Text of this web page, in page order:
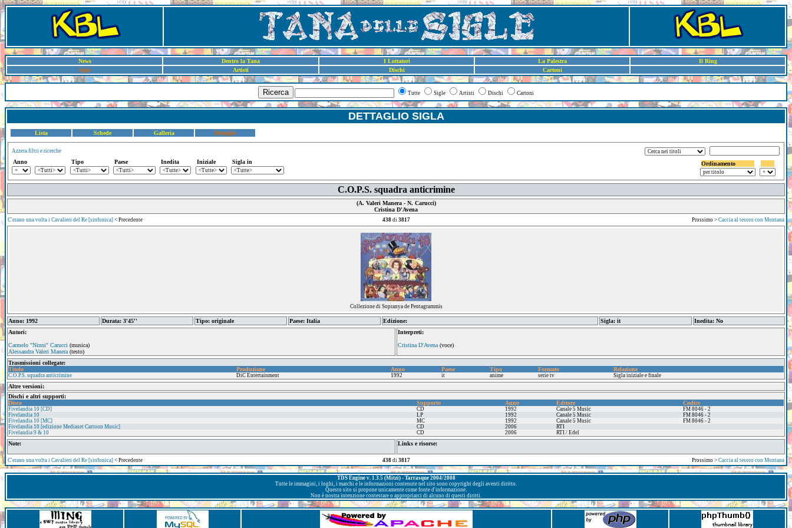
News Dentro la Tana I Lottatori La Palestra
Il Ring
Sigle
Artisti Dischi Cartoni
Ricerca Tutte Sigle Artisti Dischi Cartoni
DETTAGLIO SIGLA
Lista Schede Galleria Dettaglio
Azzera filtri e ricerche
Anno Tipo Paese Inedita Iniziale Sigla in Ordinamento
C.O.P.S. squadra anticrimine
(A. Valeri Manera - N. Carucci)
Cristina D'Avena
C'erano una volta i Cavalieri del Re [sinfonica] < Precedente 438 di 3817 Prossimo > Caccia al tesoro con Montana
Collezione di Sopranya de Pentagrammis
Anno: 1992 Durata: 3'45'' Tipo: originale Paese: Italia Edizione: Sigla: it
Inedita: No
Autori:
Carmelo "Ninni" Carucci (musica)
Alessandra Valeri Manera (testo)
Interpreti:
Cristina D'Avena (voce)
Trasmissioni collegate:
Titolo
Produzione Anno Paese Tipo Formato Relazione
C.O.P.S. squadra anticrimine DiC Entertainment 1992 it anime serie tv Sigla iniziale e finale
Altre versioni:
Dischi e altri supporti:
Disco
Supporto Anno Editore Codice
Fivelandia 10 [CD] CD 1992 Canale 5 Music
FM 8046 - 2
Fivelandia 10
LP 1992 Canale 5 Music
FM 8046 - 2
Fivelandia 10 [MC]
MC 1992 Canale 5 Music
FM 8046 - 2
Fivelandia 10 [edizione Mediaset Cartoon Music]
CD 2006
RTI
Fivelandia 9 & 10
CD 2006 RTI / Edel
Note: Links e risorse:
C'erano una volta i Cavalieri del Re [sinfonica] < Precedente 438 di 3817 Prossimo > Caccia al tesoro con Montana
TDS Engine v. 1.3.5 (Mitzi) - Tarrasque 2004/2008
Tutte le immagini, i loghi, i marchi e le informazioni contenute nel sito sono copyright degli aventi diritto.
Questo sito si propone unicamente come fonte d'informazione.
Non è nostra intenzione contestare o appropriarci di alcuno di questi diritti.